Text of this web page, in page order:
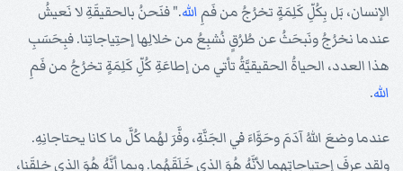
الإنسان، بَل بِكُلِّ كَلِمَةٍ تخرُجُ من فَمِ الله." فنَحنُ بالحقيقَةِ لا نَعيشُ
عندما نخرُجُ ونَبحَثُ عن طُرُقٍ نُشبِعُ من خلالِها إحتِياجاتِنا. فبِحَسَبِ
هذا العدد، الحياةُ الحقيقيَّةُ تأتي من إطاعَةِ كُلِّ كَلِمَةٍ تخرُجُ من فَمِ
الله.
عندما وضعَ اللهُ آدَمَ وحَوَّاءَ في الجَنَّةِ، وفَّرَ لهُما كُلَّ ما كانا يحتاجانِهِ.
ولقد عرفَ إحتياجاتِهِما لأنَّهُ هُوَ الذي خَلَقَهُما. وبما أنَّهُ هُوَ الذي خلقَنا،